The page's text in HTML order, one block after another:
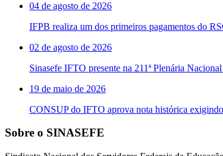
04 de agosto de 2026
IFPB realiza um dos primeiros pagamentos do
02 de agosto de 2026
Sinasefe IFTO presente na 211ª Plenária
19 de maio de 2026
CONSUP do IFTO aprova nota histórica
Sobre o SINASEFE